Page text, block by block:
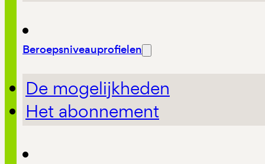
Beroepsniveauprofielen
De mogelijkheden
Het abonnement